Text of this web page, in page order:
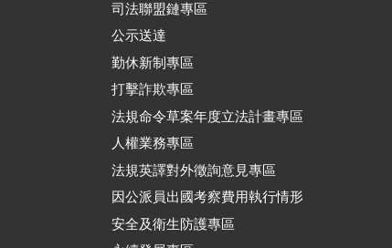
司法聯盟鏈專區
公示送達
勤休新制專區
打擊詐欺專區
法規命令草案年度立法計畫專區
人權業務專區
法規英譯對外徵詢意見專區
因公派員出國考察費用執行情形
安全及衛生防護專區